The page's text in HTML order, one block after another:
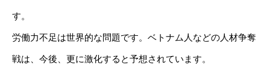
す。
労働力不足は世界的な問題です。ベトナム人などの人材争奪
戦は、今後、更に激化すると予想されています。